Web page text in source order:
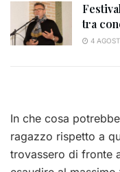
tra
4
In che cosa
ragazzo rispetto a
trovassero di fronte